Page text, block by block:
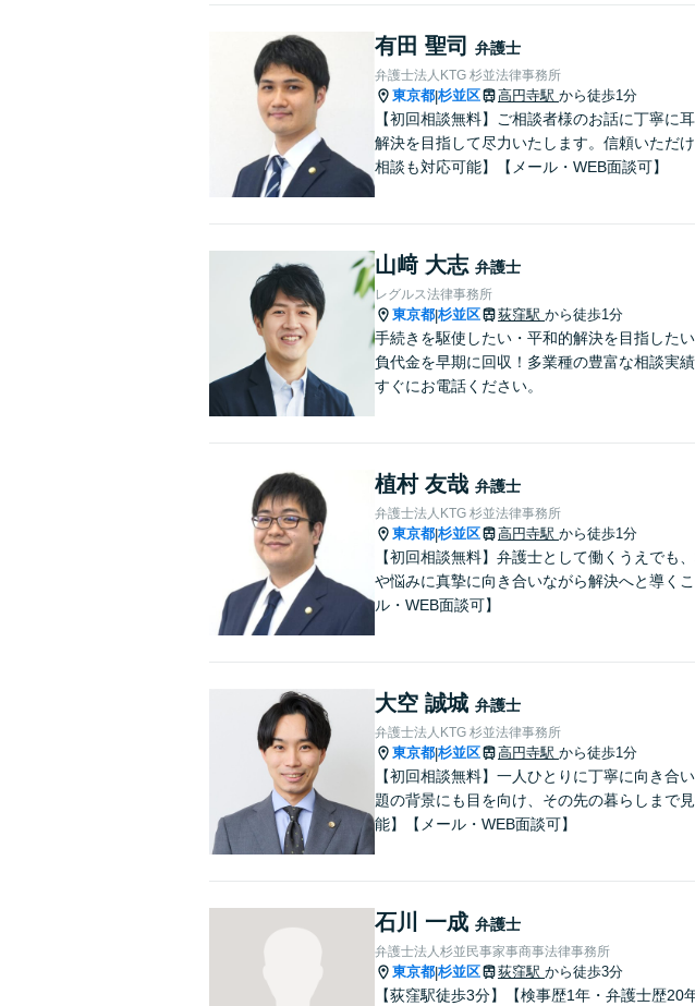
有田 聖司 弁護士
弁護士法人KTG 杉並法律事務所
東京都|杉並区 高円寺駅 から徒歩1分
【初回相談無料】ご相談者様のお話に丁寧に
解決を目指して尽力いたします。信頼いただ
相談も対応可能】【メール・WEB面談可】
山﨑 大志 弁護士
レグルス法律事務所
東京都|杉並区 荻窪駅 から徒歩1分
手続きを駆使したい・平和的解決を目指した
負代金を早期に回収！多業種の豊富な相談実
すぐにお電話ください。
植村 友哉 弁護士
弁護士法人KTG 杉並法律事務所
東京都|杉並区 高円寺駅 から徒歩1分
【初回相談無料】弁護士として働くうえでも
や悩みに真摯に向き合いながら解決へと導く
ル・WEB面談可】
大空 誠城 弁護士
弁護士法人KTG 杉並法律事務所
東京都|杉並区 高円寺駅 から徒歩1分
【初回相談無料】一人ひとりに丁寧に向き合
題の背景にも目を向け、その先の暮らしまで
能】【メール・WEB面談可】
石川 一成 弁護士
弁護士法人杉並民事家事商事法律事務所
東京都|杉並区 荻窪駅 から徒歩3分
【荻窪駅徒歩3分】【検事歴1年・弁護士歴